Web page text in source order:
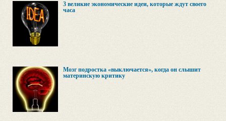
3 великие экономические идеи, которые ждут своего
часа
Мозг подростка «выключается», когда он слышит
материнскую критику